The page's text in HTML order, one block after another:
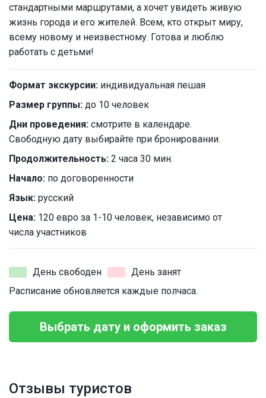
стандартными маршрутами, а хочет увидеть живую
жизнь города и его жителей. Всем, кто открыт миру,
всему новому и неизвестному. Готова и люблю
работать с детьми!
Формат экскурсии: индивидуальная пешая
Размер группы: до 10 человек
Дни проведения: смотрите в календаре.
Свободную дату выбирайте при бронировании.
Продолжительность: 2 часа 30 мин.
Начало: по договоренности
Язык: русский
Цена: 120 евро за 1-10 человек, независимо от
числа участников
День свободен
День занят
Расписание обновляется каждые полчаса.
Выбрать дату и оформить заказ
Отзывы туристов